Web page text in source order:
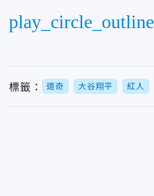
play_circle_outline
標籤： 道奇 大谷翔平 紅人